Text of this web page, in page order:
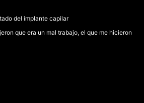
del implante capilar
que era un mal trabajo, el que me hicieron